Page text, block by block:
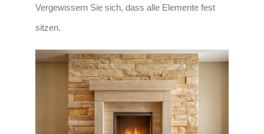
Vergewissern Sie sich, dass alle Elemente fest
sitzen.